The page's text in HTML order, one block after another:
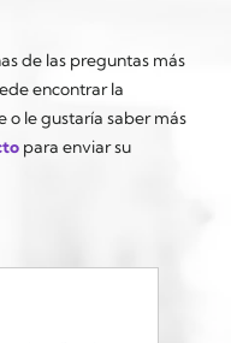
de las preguntas más
encontrar la
o le gustaría saber más
para enviar su